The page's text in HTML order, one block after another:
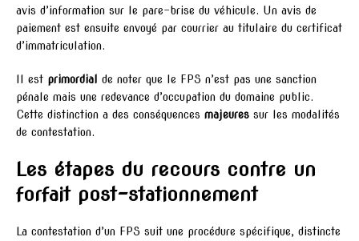
avis d’information sur le pare-brise du véhicule. Un avis de
paiement est ensuite envoyé par courrier au titulaire du certificat
d’immatriculation.
Il est primordial
de noter que le FPS n’est pas une sanction
pénale mais une redevance d’occupation du domaine public.
Cette distinction a des conséquences majeures sur les modalités
de contestation.
Les étapes du recours contre un
forfait post-stationnement
La contestation d’un FPS suit une procédure spécifique, distincte